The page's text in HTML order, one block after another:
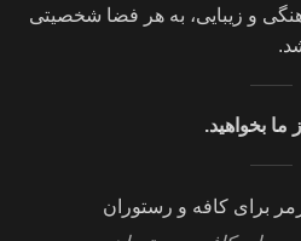
و زیبایی، به هر فضا شخصیتی
ما بخواهید.